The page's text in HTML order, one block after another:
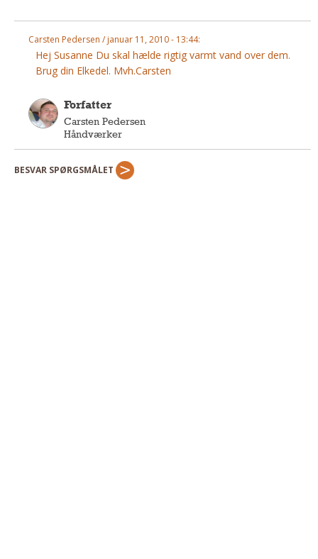
Andet
RENGØRING
Rengøring Af Overflader
Pletleksikon
Carsten Pedersen / januar 11, 2010 - 13:44:
Hej Susanne Du skal hælde rigtig varmt vand over dem.
Brug din Elkedel. Mvh.Carsten
Forfatter
Carsten Pedersen
Håndværker
BESVAR SPØRGSMÅLET